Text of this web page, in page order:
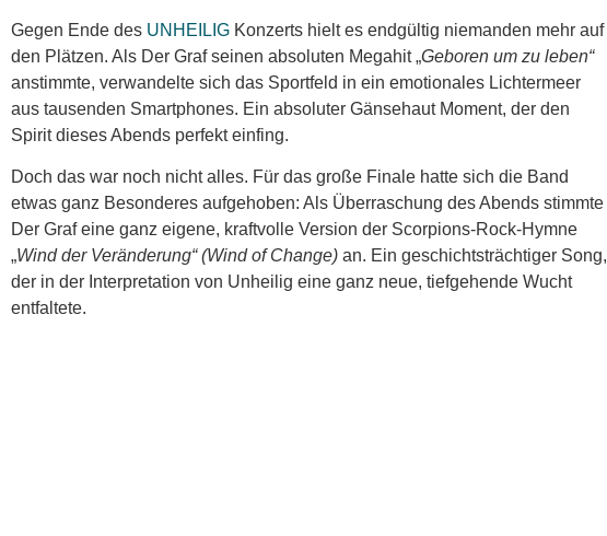
Gegen Ende des UNHEILIG Konzerts hielt es endgültig niemanden mehr auf
den Plätzen. Als Der Graf seinen absoluten Megahit „Geboren um zu leben“
anstimmte, verwandelte sich das Sportfeld in ein emotionales Lichtermeer
aus tausenden Smartphones. Ein absoluter Gänsehaut Moment, der den
Spirit dieses Abends perfekt einfing.
Doch das war noch nicht alles. Für das große Finale hatte sich die Band
etwas ganz Besonderes aufgehoben: Als Überraschung des Abends stimmte
Der Graf eine ganz eigene, kraftvolle Version der Scorpions-Rock-Hymne
„Wind der Veränderung“ (Wind of Change) an. Ein geschichtsträchtiger Song,
der in der Interpretation von Unheilig eine ganz neue, tiefgehende Wucht
entfaltete.